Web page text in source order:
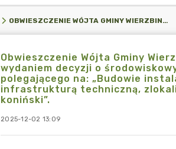
OBWIESZCZENIE WÓJTA GMINY WIERZBINEK O UDZIALE SPOŁECZEŃSTWA W PODEJMOWANIU DECYZJI PRZED WYDANIEM DECYZJI O ŚRODOWISKOWYCH UWARUNKOWANIACH DLA PLANOWANEGO PRZEDSIĘWZIĘCIA POLEGAJĄCEGO NA: „BUDOWIE INSTALACJI BIOLOGICZNEGO PRZETWARZANIA ODPADÓW WRAZ Z NIEZBĘDNĄ INFRASTRUKTURĄ TECHNICZNĄ, ZLOKALIZOWANEJ NA DZIAŁCE NR 127, OBR. GOCZKI, GM. WIERZBINEK, POWIAT KONIŃSKI”.
Obwieszczenie Wójta Gminy
wydaniem decyzji o
polegającego na: „Budowie
infrastrukturą techniczną,
koniński”.
2025-12-02 13:09